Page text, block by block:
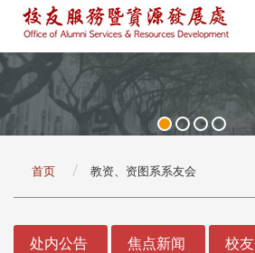
首页 教资、资图系系友会
处内公告 焦点新闻 校